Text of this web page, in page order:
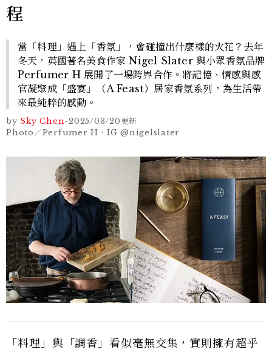
程
當「料理」遇上「香氛」，會碰撞出什麼樣的火花？去年
冬天，英國著名美食作家 Nigel Slater 與小眾香氛品牌
Perfumer H 展開了一場跨界合作。將記憶、情感與感
官凝聚成「盛宴」（A Feast）居家香氛系列，為生活帶
來最純粹的感動。
by Sky Chen-2025/03/20更新
Photo／Perfumer H、IG @nigelslater
「料理」與「調香」看似毫無交集，實則擁有超乎